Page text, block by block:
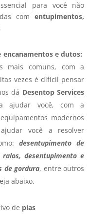
para você não
com entupimentos,
e dutos:
mais comuns, com a
vezes é difícil pensar
dá Desentop Services
ajudar você, com a
modernos
você a resolver
desentupimento de
desentupimento e
de gordura, entre outros
abaixo.
de pias